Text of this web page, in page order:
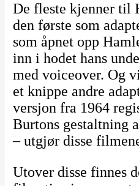
De fleste kjenner til
den første som
som åpnet opp
inn i hodet hans
med voiceover. Og
et knippe andre
versjon fra 1964
Burtons gestaltning
– utgjør disse
Utover disse finnes